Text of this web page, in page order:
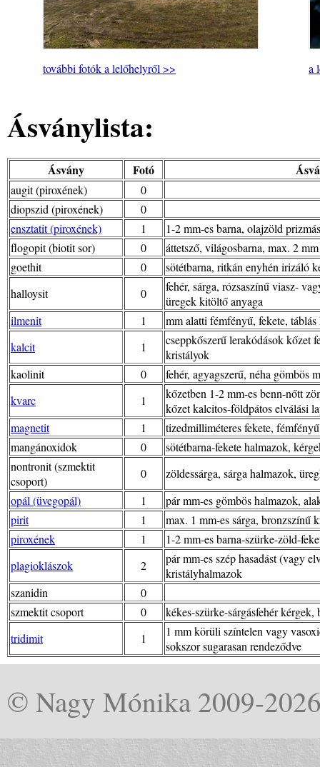
további fotók a lelőhelyről >> a
Ásványlista:
Ásvány Fotó
augit (piroxének)
0
diopszid (piroxének)
0
ensztatit (piroxének)
1
1-2 mm-es barna, olajzöld
flogopit (biotit sor)
0
áttetsző, világosbarna, max. 2
goethit
0
sötétbarna, ritkán enyhén irizáló
halloysit
0
fehér, sárga, rózsaszínű viasz-
üregek kitöltő anyaga
ilmenit
1
mm alatti fémfényű, fekete,
kalcit
1
cseppkőszerű lerakódások kőzet
kristályok
kaolinit
0
fehér, agyagszerű, néha gömbös
kvarc
1
kőzetben 1-2 mm-es benn-nőtt
kőzet kalcitos-földpátos elválási
magnetit
1
tizedmilliméteres fekete,
mangánoxidok
0
sötétbarna-fekete halmazok,
nontronit (szmektit
csoport)
0
zöldessárga, sárga halmazok,
opál (üvegopál)
1
pár mm-es gömbös halmazok,
pirit
1
max. 1 mm-es sárga, bronzszínű
piroxének
1
1-2 mm-es barna-szürke-zöld-
plagioklászok
2
pár mm-es szép hasadást (vagy
kristályhalmazok
szanidin
0
szmektit csoport
0
kékes-szürke-sárgásfehér
tridimit
1
1 mm körüli színtelen vagy
sokszor sugarasan rendeződve
© Nagy Mónika 2009-